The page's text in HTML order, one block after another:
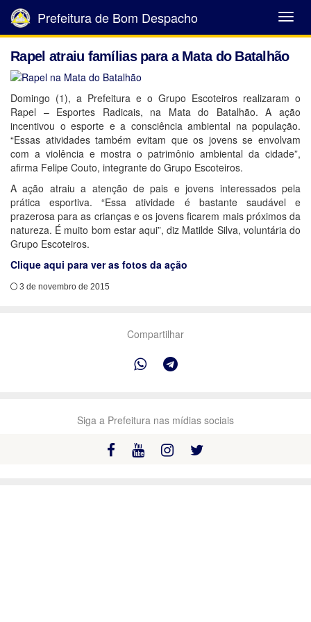
Abrir
Menu
Prefeitura de Bom Despacho
Rapel atraiu famílias para a Mata do Batalhão
Domingo (1), a Prefeitura e o Grupo Escoteiros realizaram o
Rapel – Esportes Radicais, na Mata do Batalhão. A ação
incentivou o esporte e a consciência ambiental na população.
“Essas atividades também evitam que os jovens se envolvam
com a violência e mostra o patrimônio ambiental da cidade”,
afirma Felipe Couto, integrante do Grupo Escoteiros.
A ação atraiu a atenção de pais e jovens interessados pela
prática esportiva. “Essa atividade é bastante saudável e
prazerosa para as crianças e os jovens ficarem mais próximos da
natureza. É muito bom estar aqui”, diz Matilde Silva, voluntária do
Grupo Escoteiros.
Clique aqui para ver as fotos da ação
3 de novembro de 2015
Compartilhar
Siga a Prefeitura nas mídias sociais